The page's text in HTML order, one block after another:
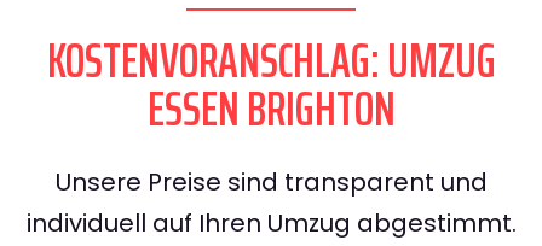
KOSTENVORANSCHLAG: UMZUG
ESSEN BRIGHTON
Unsere Preise sind transparent und
individuell auf Ihren Umzug abgestimmt.